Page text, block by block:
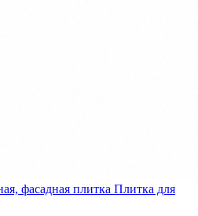
фасадная плитка Плитка для